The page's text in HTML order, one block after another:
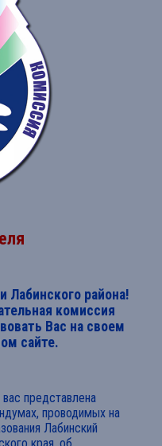
района!
комиссия
Вас на своем
сайте.
представлена
проводимых на
Лабинский